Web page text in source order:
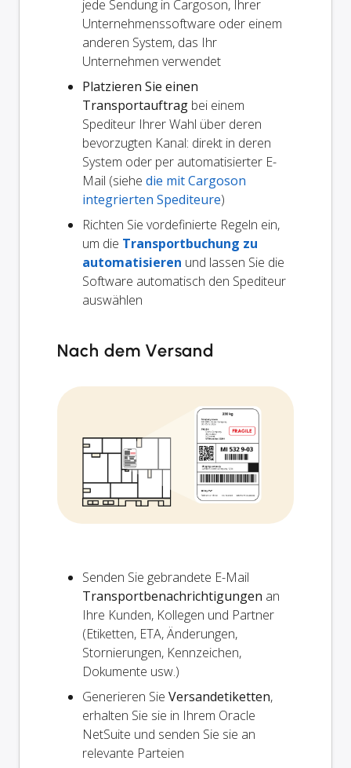
jede Sendung in Cargoson, Ihrer
Unternehmenssoftware oder einem
anderen System, das Ihr
Unternehmen verwendet
Platzieren Sie einen
Transportauftrag bei einem
Spediteur Ihrer Wahl über deren
bevorzugten Kanal: direkt in deren
System oder per automatisierter E-
Mail (siehe die mit Cargoson
integrierten Spediteure)
Richten Sie vordefinierte Regeln ein,
um die Transportbuchung zu
automatisieren und lassen Sie die
Software automatisch den Spediteur
auswählen
Nach dem Versand
Senden Sie gebrandete E-Mail
Transportbenachrichtigungen an
Ihre Kunden, Kollegen und Partner
(Etiketten, ETA, Änderungen,
Stornierungen, Kennzeichen,
Dokumente usw.)
Generieren Sie Versandetiketten,
erhalten Sie sie in Ihrem Oracle
NetSuite und senden Sie sie an
relevante Parteien